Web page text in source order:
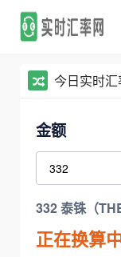
今日实时汇
金额
332 泰铢（
正在换算